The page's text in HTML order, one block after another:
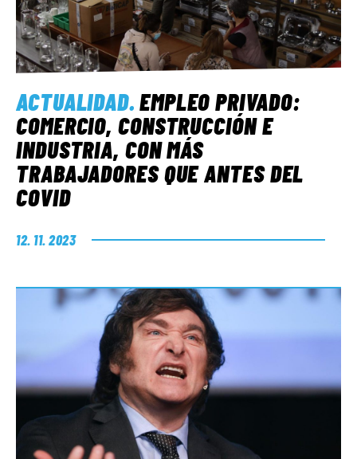
ACTUALIDAD.EMPLEO PRIVADO:
COMERCIO, CONSTRUCCIÓN E
INDUSTRIA, CON MÁS
TRABAJADORES QUE ANTES DEL
COVID
12. 11. 2023